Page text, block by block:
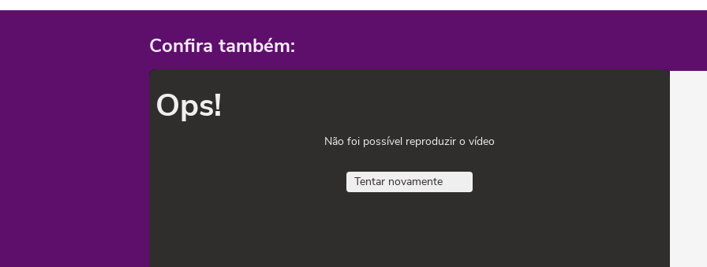
Confira também:
Ops!
Não foi possível reproduzir o vídeo
Tentar novamente